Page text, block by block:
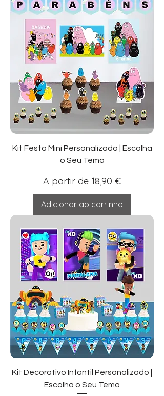
Kit Festa Mini Personalizado | Escolha
o Seu Tema
A partir de 18,90 €
Preço promocional
Adicionar ao carrinho
Kit Decorativo Infantil Personalizado |
Escolha o Seu Tema